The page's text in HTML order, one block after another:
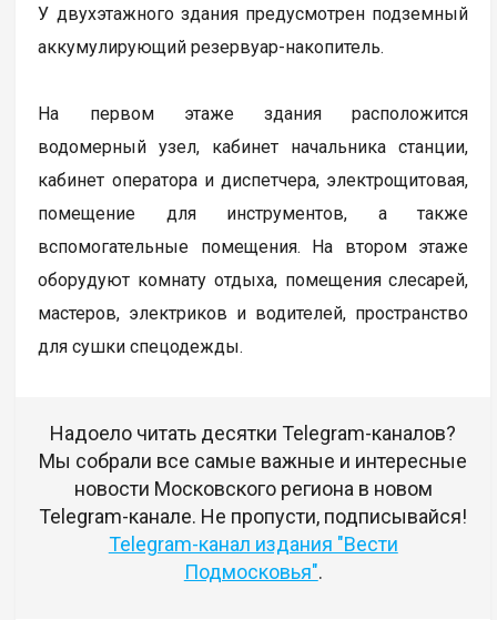
У двухэтажного здания предусмотрен подземный
аккумулирующий резервуар-накопитель.
На первом этаже здания расположится
водомерный узел, кабинет начальника станции,
кабинет оператора и диспетчера, электрощитовая,
помещение для инструментов, а также
вспомогательные помещения. На втором этаже
оборудуют комнату отдыха, помещения слесарей,
мастеров, электриков и водителей, пространство
для сушки спецодежды.
Надоело читать десятки Telegram-каналов?
Мы собрали все самые важные и интересные
новости Московского региона в новом
Telegram-канале. Не пропусти, подписывайся!
Telegram-канал издания "Вести
Подмосковья".